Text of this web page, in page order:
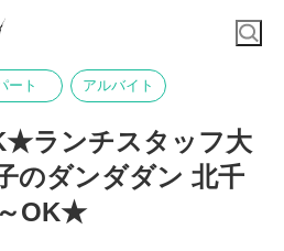
ート アルバイト
ランチスタッフ大
のダンダダン 北千
OK★